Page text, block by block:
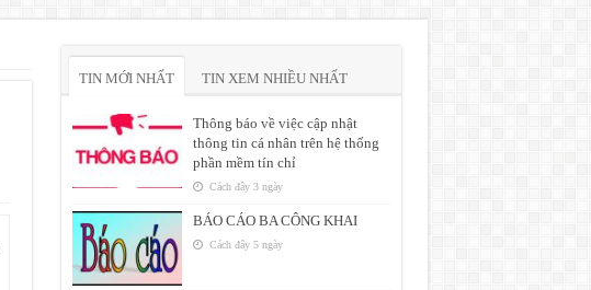
TIN MỚI NHẤT TIN XEM NHIỀU NHẤT
Thông báo về việc cập nhật
thông tin cá nhân trên hệ thống
phần mềm tín chỉ
Cách đây 3 ngày
BÁO CÁO BA CÔNG KHAI
Cách đây 5 ngày